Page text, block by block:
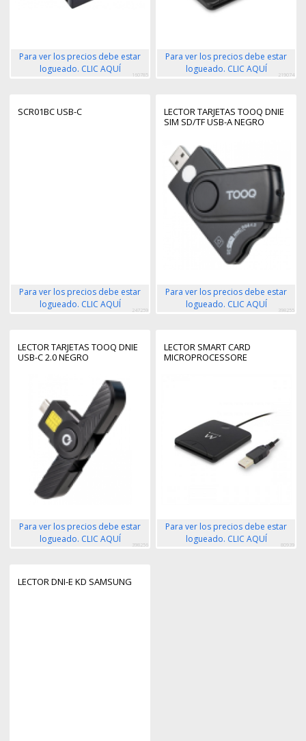
Para ver los precios debe estar
logueado. CLIC AQUÍ
160785
Para ver los precios debe estar
logueado. CLIC AQUÍ
219074
SCR01BC USB-C
Para ver los precios debe estar
logueado. CLIC AQUÍ
247259
LECTOR TARJETAS TOOQ DNIE
SIM SD/TF USB-A NEGRO
Para ver los precios debe estar
logueado. CLIC AQUÍ
398255
LECTOR TARJETAS TOOQ DNIE
USB-C 2.0 NEGRO
Para ver los precios debe estar
logueado. CLIC AQUÍ
398256
LECTOR SMART CARD
MICROPROCESSORE
Para ver los precios debe estar
logueado. CLIC AQUÍ
80939
LECTOR DNI-E KD SAMSUNG